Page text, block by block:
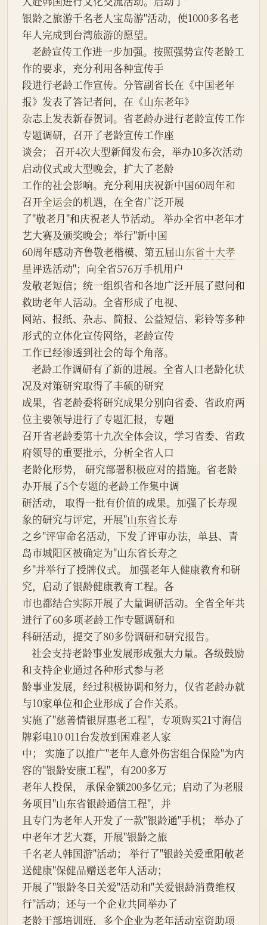
银龄之旅游千名老人宝岛游"活动，使1000多名老
年人完成到台湾旅游的愿望。
作的要求，充分利用各种宣传手
段进行老龄工作宣传。分管副省长在《中国老年
报》发表了答记者问，在《山东老年》
杂志上发表新春贺词。省老龄办进行老龄宣传工作
专题调研，召开了老龄宣传工作座
谈会； 召开4次大型新闻发布会，举办10多次活动
启动仪式或大型晚会，扩大了老龄
工作的社会影响。充分利用庆祝新中国60周年和
召开全运会的机遇，在全省广泛开展
了"敬老月"和庆祝老人节活动。 举办全省中老年才
艺大赛及颁奖晚会；举行"新中国
60周年感动齐鲁敬老楷模、第五届山东省十大孝
星评选活动"；向全省576万手机用户
发敬老短信；统一组织省和各地广泛开展了慰问和
救助老年人活动。全省形成了电视、
网站、报纸、杂志、简报、公益短信、彩铃等多种
形式的立体化宣传网络，老龄宣传
工作已经渗透到社会的每个角落。
况及对策研究取得了丰硕的研究
成果，省老龄委将研究成果分别向省委、省政府两
位主要领导进行了专题汇报，专题
召开省老龄委第十九次全体会议，学习省委、省政
府领导的重要批示，分析全省人口
老龄化形势， 研究部署积极应对的措施。省老龄
办开展了5个专题的老龄工作集中调
研活动， 取得一批有价值的成果。加强了长寿现
象的研究与评定，开展"山东省长寿
之乡"评审命名活动，下发了评审办法，单县、青
岛市城阳区被确定为"山东省长寿之
乡"并举行了授牌仪式。 加强老年人健康教育和研
究，启动了银龄健康教育工程。各
市也都结合实际开展了大量调研活动。全省全年共
进行了60多项老龄工作专题调研和
科研活动，提交了80多份调研和研究报告。
和支持企业通过各种形式参与老
龄事业发展，经过积极协调和努力，仅省老龄办就
与10家单位和企业形成了合作关系。
实施了"慈善情银屏惠老工程"，专项购买21寸海信
牌彩电10 011台发放到困难老人家
中； 实施了以推广"老年人意外伤害组合保险"为内
容的"银龄安康工程"，有200多万
老年人投保， 承保金额200多亿元；启动了为老服
务项目"山东省银龄通信工程"，并
且专门为老年人开发了一款"银龄通"手机； 举办了
中老年才艺大赛，开展"银龄之旅
千名老人韩国游"活动； 举行了"银龄关爱重阳敬老
送健康"保健品赠送老年人活动；
开展了"银龄冬日关爱"活动和"关爱银龄消费维权
行"活动；还与一个企业共同举办了
老龄干部培训班，多个企业为老年活动室资助项